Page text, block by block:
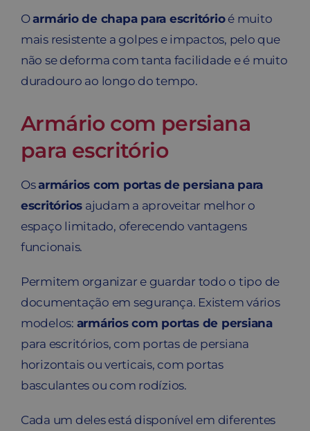
Oarmário de chapa para escritórioé muito
mais resistente a golpes e impactos, pelo que
não se deforma com tanta facilidade e é muito
duradouro ao longo do tempo.
Armário com persiana
para escritório
Osarmários com portas de persiana para
escritórios ajudam a aproveitar melhor o
espaço limitado, oferecendo vantagens
funcionais.
Permitem organizar e guardar todo o tipo de
documentação em segurança. Existem vários
modelos: armários com portas de persiana
para escritórios, com portas de persiana
horizontais ou verticais, com portas
basculantes ou com rodízios.
Cada um deles está disponível em diferentes